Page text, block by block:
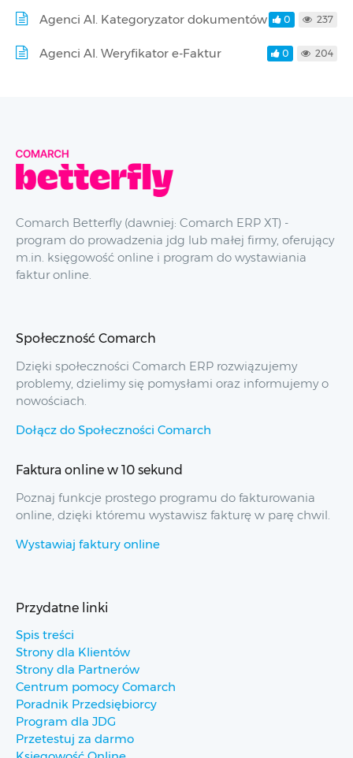
Agenci AI. Kategoryzator dokumentów 0 237
Agenci AI. Weryfikator e-Faktur 0 204
Comarch Betterfly (dawniej: Comarch ERP XT) -
program do prowadzenia jdg lub małej firmy, oferujący
m.in. księgowość online i program do wystawiania
faktur online.
Społeczność Comarch
Dzięki społeczności Comarch ERP rozwiązujemy
problemy, dzielimy się pomysłami oraz informujemy o
nowościach.
Dołącz do Społeczności Comarch
Faktura online w 10 sekund
Poznaj funkcje prostego programu do fakturowania
online, dzięki któremu wystawisz fakturę w parę chwil.
Wystawiaj faktury online
Przydatne linki
Spis treści
Strony dla Klientów
Strony dla Partnerów
Centrum pomocy Comarch
Poradnik Przedsiębiorcy
Program dla JDG
Przetestuj za darmo